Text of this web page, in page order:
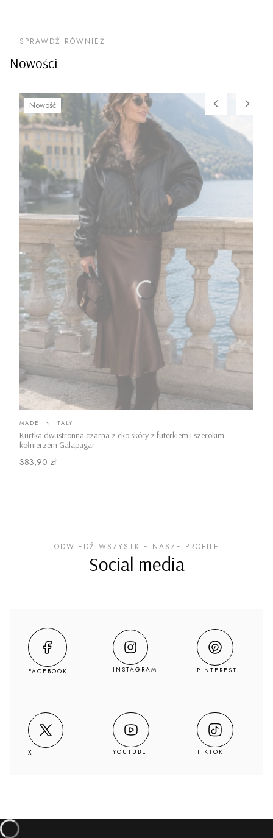
Nowości
SPRAWDŹ RÓWNIEŻ
Nowość
Kurtka dwustronna czarna z eko skóry z futerkiem i szerokim
kołnierzem Galapagar
PRODUCENT
MADE IN ITALY
Cena
383,90 zł
ODWIEDŹ WSZYSTKIE NASZE PROFILE
Social media
FACEBOOK INSTAGRAM PINTEREST
X YOUTUBE TIKTOK